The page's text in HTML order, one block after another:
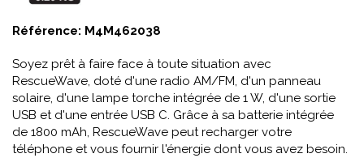
Référence: M4M462038
Soyez prêt à faire face à toute situation avec
RescueWave, doté d'une radio AM/FM, d'un panneau
solaire, d'une lampe torche intégrée de 1 W, d'une sortie
USB et d'une entrée USB C. Grâce à sa batterie intégrée
de 1800 mAh, RescueWave peut recharger votre
téléphone et vous fournir l'énergie dont vous avez besoin.